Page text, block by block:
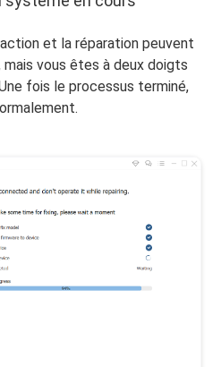
et la réparation peuvent
vous êtes à deux doigts
fois le processus terminé,